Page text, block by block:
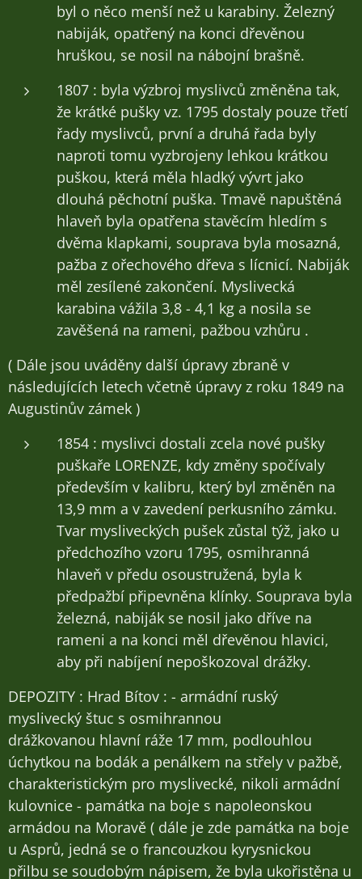
byl o něco menší než u karabiny. Železný
nabiják, opatřený na konci dřevěnou
hruškou, se nosil na nábojní brašně.
1807 : byla výzbroj myslivců změněna tak,
že krátké pušky vz. 1795 dostaly pouze třetí
řady myslivců, první a druhá řada byly
naproti tomu vyzbrojeny lehkou krátkou
puškou, která měla hladký vývrt jako
dlouhá pěchotní puška. Tmavě napuštěná
hlaveň byla opatřena stavěcím hledím s
dvěma klapkami, souprava byla mosazná,
pažba z ořechového dřeva s lícnicí. Nabiják
měl zesílené zakončení. Myslivecká
karabina vážila 3,8 - 4,1 kg a nosila se
zavěšená na rameni, pažbou vzhůru .
( Dále jsou uváděny další úpravy zbraně v
následujících letech včetně úpravy z roku 1849 na
Augustinův zámek )
1854 : myslivci dostali zcela nové pušky
puškaře LORENZE, kdy změny spočívaly
především v kalibru, který byl změněn na
13,9 mm a v zavedení perkusního zámku.
Tvar mysliveckých pušek zůstal týž, jako u
předchozího vzoru 1795, osmihranná
hlaveň v předu osoustružená, byla k
předpažbí připevněna klínky. Souprava byla
železná, nabiják se nosil jako dříve na
rameni a na konci měl dřevěnou hlavici,
aby při nabíjení nepoškozoval drážky.
DEPOZITY : Hrad Bítov : - armádní ruský
myslivecký štuc s osmihrannou
drážkovanou hlavní ráže 17 mm, podlouhlou
úchytkou na bodák a penálkem na střely v pažbě,
charakteristickým pro myslivecké, nikoli armádní
kulovnice - památka na boje s napoleonskou
armádou na Moravě ( dále je zde památka na boje
u Asprů, jedná se o francouzkou kyrysnickou
přilbu se soudobým nápisem, že byla ukořistěna u